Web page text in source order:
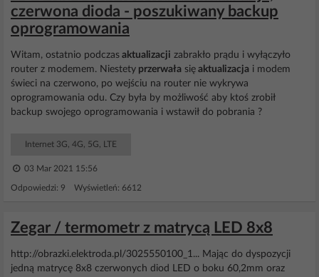
czerwona dioda - poszukiwany backup
oprogramowania
Witam, ostatnio podczas aktualizacji zabrakło prądu i wyłączyło
router z modemem. Niestety przerwała się aktualizacja i modem
świeci na czerwono, po wejściu na router nie wykrywa
oprogramowania odu. Czy była by możliwość aby ktoś zrobił
backup swojego oprogramowania i wstawił do pobrania ?
Internet 3G, 4G, 5G, LTE
03 Mar 2021 15:56
Odpowiedzi: 9 Wyświetleń: 6612
Zegar / termometr z matrycą LED 8x8
http://obrazki.elektroda.pl/3025550100_1... Mając do dyspozycji
jedną matrycę 8x8 czerwonych diod LED o boku 60,2mm oraz